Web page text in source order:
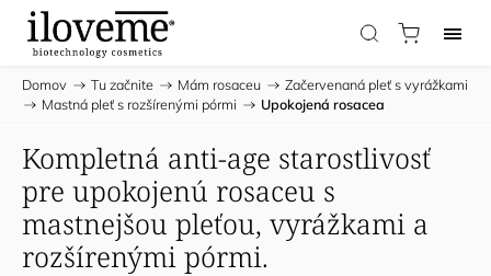
Domov / Tu začnite / Mám rosaceu /
Začervenaná pleť s vyrážkami
/
Mastná pleť s rozšírenými pórmi / Upokojená rosacea
Kompletná anti-age starostlivosť
pre upokojenú rosaceu s
mastnejšou pleťou, vyrážkami a
rozšírenými pórmi.